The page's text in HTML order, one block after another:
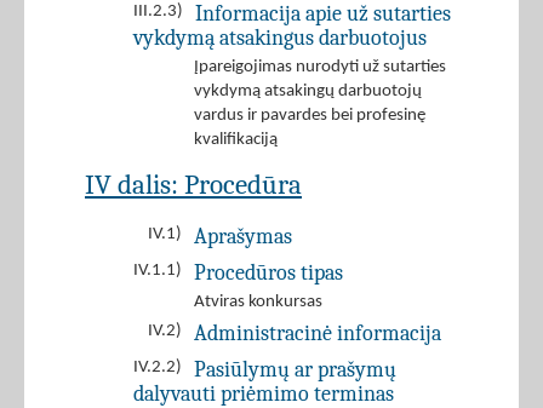
III.2.3)
Informacija apie už sutarties
vykdymą atsakingus darbuotojus
Įpareigojimas nurodyti už sutarties
vykdymą atsakingų darbuotojų
vardus ir pavardes bei profesinę
kvalifikaciją
IV dalis: Procedūra
IV.1) Aprašymas
IV.1.1) Procedūros tipas
Atviras konkursas
IV.2)
Administracinė informacija
IV.2.2)
Pasiūlymų ar prašymų
dalyvauti priėmimo terminas